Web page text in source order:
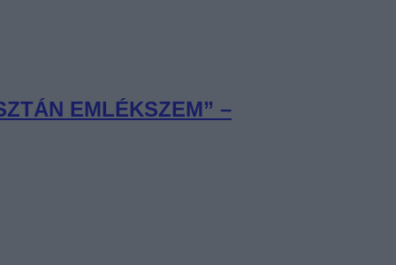
EMLÉKSZEM” –